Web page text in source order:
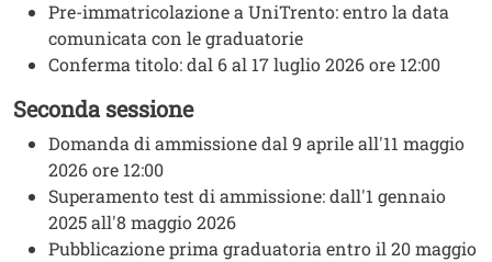
Pre-immatricolazione a UniTrento: entro la data
comunicata con le graduatorie
Conferma titolo: dal 6 al 17 luglio 2026 ore 12:00
Seconda sessione
Domanda di ammissione dal 9 aprile all'11 maggio
2026 ore 12:00
Superamento test di ammissione: dall'1 gennaio
2025 all'8 maggio 2026
Pubblicazione prima graduatoria entro il 20 maggio